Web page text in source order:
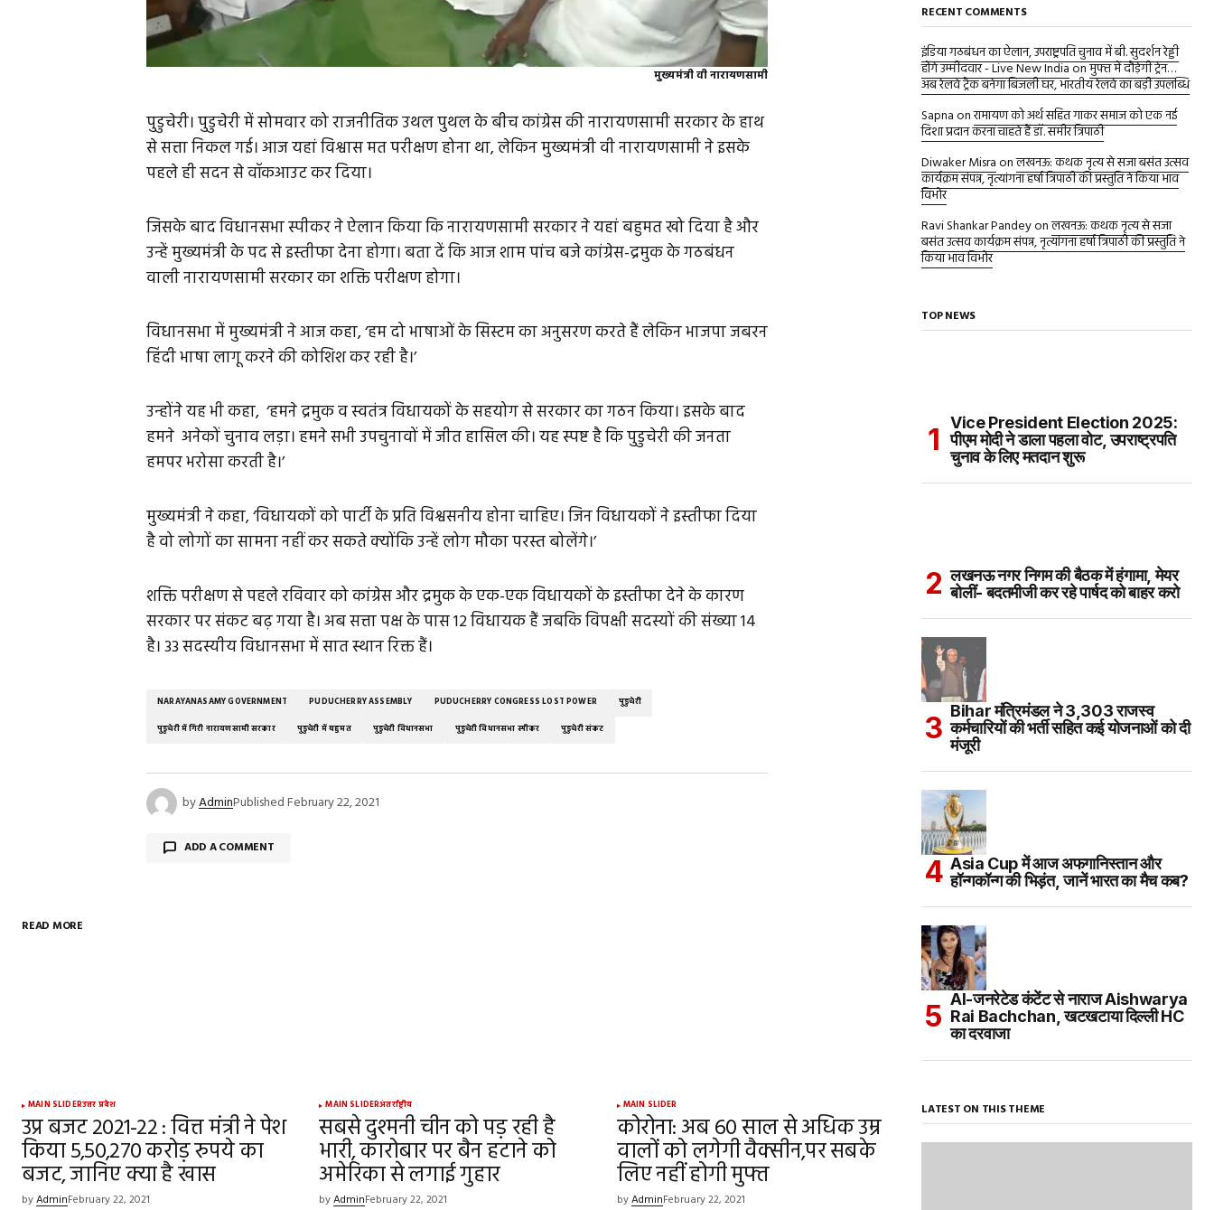
मुख्यमंत्री वी नारायणसामी
पुडुचेरी। पुडुचेरी में सोमवार को राजनीतिक उथल पुथल के बीच कांग्रेस की नारायणसामी सरकार के हाथ
से सत्ता निकल गई। आज यहां विश्वास मत परीक्षण होना था, लेकिन मुख्यमंत्री वी नारायणसामी ने इसके
पहले ही सदन से वॉकआउट कर दिया।
जिसके बाद विधानसभा स्पीकर ने ऐलान किया कि नारायणसामी सरकार ने यहां बहुमत खो दिया है और
उन्हें मुख्यमंत्री के पद से इस्तीफा देना होगा। बता दें कि आज शाम पांच बजे कांग्रेस-द्रमुक के गठबंधन
वाली नारायणसामी सरकार का शक्ति परीक्षण होगा।
विधानसभा में मुख्यमंत्री ने आज कहा, ‘हम दो भाषाओं के सिस्टम का अनुसरण करते हैं लेकिन भाजपा जबरन
हिंदी भाषा लागू करने की कोशिश कर रही है।’
उन्होंने यह भी कहा, ‘हमने द्रमुक व स्वतंत्र विधायकों के सहयोग से सरकार का गठन किया। इसके बाद
हमने अनेकों चुनाव लड़ा। हमने सभी उपचुनावों में जीत हासिल की। यह स्पष्ट है कि पुडुचेरी की जनता
हमपर भरोसा करती है।’
मुख्यमंत्री ने कहा, ‘विधायकों को पार्टी के प्रति विश्वसनीय होना चाहिए। जिन विधायकों ने इस्तीफा दिया
है वो लोगों का सामना नहीं कर सकते क्योंकि उन्हें लोग मौका परस्त बोलेंगे।’
शक्ति परीक्षण से पहले रविवार को कांग्रेस और द्रमुक के एक-एक विधायकों के इस्तीफा देने के कारण
सरकार पर संकट बढ़ गया है। अब सत्ता पक्ष के पास 12 विधायक हैं जबकि विपक्षी सदस्यों की संख्या 14
है। 33 सदस्यीय विधानसभा में सात स्थान रिक्त हैं।
NARAYANASAMY GOVERNMENT PUDUCHERRY ASSEMBLY PUDUCHERRY CONGRESS LOST POWER पुडुचेरी
पुडुचेरी में गिरी नारायणसामी सरकार पुडुचेरी में बहुमत पुडुचेरी विधानसभा पुडुचेरी विधानसभा स्पीकर पुडुचेरी संकट
byAdminPublishedFebruary 22, 2021
ADD A COMMENT
Save my name, email, and website in
this browser for the next time I
comment.
READ MORE
MAIN SLIDERउत्तर प्रदेश
उप्र बजट 2021-22 : वित्त मंत्री ने पेश
किया 5,50,270 करोड़ रुपये का
बजट, जानिए क्या है खास
byAdminFebruary 22, 2021
MAIN SLIDERअंतर्राष्ट्रीय
सबसे दुश्मनी चीन को पड़ रही है
भारी, कारोबार पर बैन हटाने को
अमेरिका से लगाई गुहार
byAdminFebruary 22, 2021
MAIN SLIDER
कोरोना: अब 60 साल से अधिक उम्र
वालों को लगेगी वैक्सीन,पर सबके
लिए नहीं होगी मुफ्त
byAdminFebruary 22, 2021
RECENT COMMENTS
इंडिया गठबंधन का ऐलान, उपराष्ट्रपति चुनाव में बी. सुदर्शन रेड्डी
होंगे उम्मीदवार - Live New Indiaonमुफ्त में दौड़ेगी ट्रेन…
अब रेलवे ट्रैक बनेगा बिजली घर, भारतीय रेलवे का बड़ी उपलब्धि
Sapnaonरामायण को अर्थ सहित गाकर समाज को एक नई
दिशा प्रदान करना चाहते हैं डॉ. समीर त्रिपाठी
Diwaker Misraonलखनऊ: कथक नृत्य से सजा बसंत उत्सव
कार्यक्रम संपन्न, नृत्यांगना हर्षा त्रिपाठी की प्रस्तुति ने किया भाव
विभोर
Ravi Shankar Pandeyonलखनऊ: कथक नृत्य से सजा
बसंत उत्सव कार्यक्रम संपन्न, नृत्यांगना हर्षा त्रिपाठी की प्रस्तुति ने
किया भाव विभोर
TOP NEWS
Vice President Election 2025:
पीएम मोदी ने डाला पहला वोट, उपराष्ट्रपति
चुनाव के लिए मतदान शुरू
लखनऊ नगर निगम की बैठक में हंगामा, मेयर
बोलीं- बदतमीजी कर रहे पार्षद को बाहर करो
Bihar मंत्रिमंडल ने 3,303 राजस्व
कर्मचारियों की भर्ती सहित कई योजनाओं को दी
मंजूरी
Asia Cup में आज अफगानिस्तान और
हॉन्गकॉन्ग की भिड़ंत, जानें भारत का मैच कब?
AI-जनरेटेड कंटेंट से नाराज Aishwarya
Rai Bachchan, खटखटाया दिल्ली HC
का दरवाजा
LATEST ON THIS THEME